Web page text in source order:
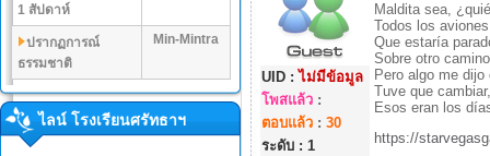
1 สัปดาห์
ปรากฏการณ์
ธรรมชาติ
Min-Mintra
ไลน์ โรงเรียนศรัทธาฯ
UID :ไม่มีข้อมูล
โพสแล้ว :
ตอบแล้ว : 30
ระดับ : 1
Maldita sea,
Todos los
Que estaría
Sobre otro
Pero algo me dijo
Tuve que
Esos eran los
https://